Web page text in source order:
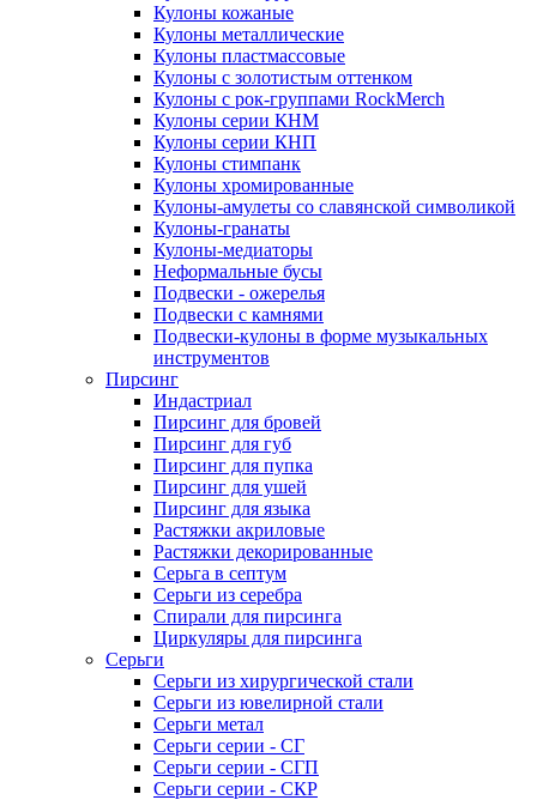
Кулоны кожаные
Кулоны металлические
Кулоны пластмассовые
Кулоны с золотистым оттенком
Кулоны с рок-группами RockMerch
Кулоны серии КНМ
Кулоны серии КНП
Кулоны стимпанк
Кулоны хромированные
Кулоны-амулеты со славянской символикой
Кулоны-гранаты
Кулоны-медиаторы
Неформальные бусы
Подвески - ожерелья
Подвески с камнями
Подвески-кулоны в форме музыкальных
инструментов
Пирсинг
Индастриал
Пирсинг для бровей
Пирсинг для губ
Пирсинг для пупка
Пирсинг для ушей
Пирсинг для языка
Растяжки акриловые
Растяжки декорированные
Серьга в септум
Серьги из серебра
Спирали для пирсинга
Циркуляры для пирсинга
Серьги
Серьги из хирургической стали
Серьги из ювелирной стали
Серьги метал
Серьги серии - СГ
Серьги серии - СГП
Серьги серии - СКР